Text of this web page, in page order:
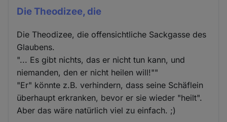
Die Theodizee, die
Die Theodizee, die offensichtliche Sackgasse des
Glaubens.
"... Es gibt nichts, das er nicht tun kann, und
niemanden, den er nicht heilen will!""
"Er" könnte z.B. verhindern, dass seine Schäflein
überhaupt erkranken, bevor er sie wieder "heilt".
Aber das wäre natürlich viel zu einfach. ;)